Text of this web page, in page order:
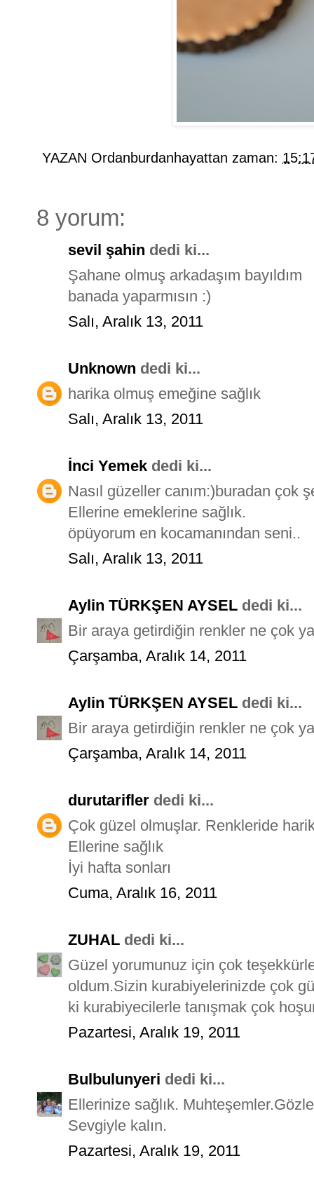
YAZAN Ordanburdanhayattan zaman:
8 yorum:
sevil şahin dedi ki...
Şahane olmuş arkadaşım bayıldım
banada yaparmısın :)
Salı, Aralık 13, 2011
Unknown dedi ki...
harika olmuş emeğine sağlık
Salı, Aralık 13, 2011
İnci Yemek dedi ki...
Nasıl güzeller canım:)buradan çok
Ellerine emeklerine sağlık.
öpüyorum en kocamanından seni..
Salı, Aralık 13, 2011
Aylin TÜRKŞEN AYSEL dedi ki...
Bir araya getirdiğin renkler ne çok
Çarşamba, Aralık 14, 2011
Aylin TÜRKŞEN AYSEL dedi ki...
Bir araya getirdiğin renkler ne çok
Çarşamba, Aralık 14, 2011
durutarifler dedi ki...
Çok güzel olmuşlar. Renkleride
Ellerine sağlık
İyi hafta sonları
Cuma, Aralık 16, 2011
ZUHAL dedi ki...
Güzel yorumunuz için çok
oldum.Sizin kurabiyelerinizde çok
ki kurabiyecilerle tanışmak çok
Pazartesi, Aralık 19, 2011
Bulbulunyeri dedi ki...
Ellerinize sağlık.
Sevgiyle kalın.
Pazartesi, Aralık 19, 2011